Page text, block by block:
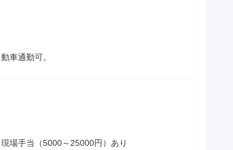
車通勤可。
場手当（5000～25000円）あり